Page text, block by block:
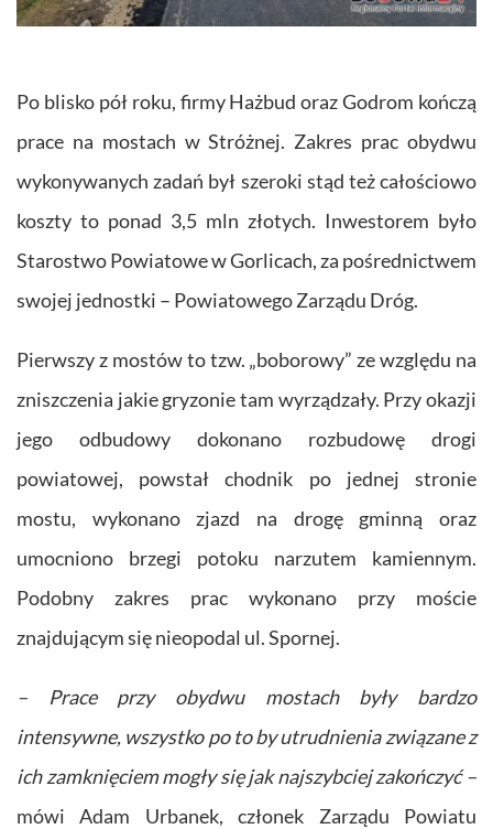
Po blisko pół roku, firmy Hażbud oraz Godrom kończą
prace na mostach w Stróżnej. Zakres prac obydwu
wykonywanych zadań był szeroki stąd też całościowo
koszty to ponad 3,5 mln złotych. Inwestorem było
Starostwo Powiatowe w Gorlicach, za pośrednictwem
swojej jednostki – Powiatowego Zarządu Dróg.
Pierwszy z mostów to tzw. „boborowy” ze względu na
zniszczenia jakie gryzonie tam wyrządzały. Przy okazji
jego odbudowy dokonano rozbudowę drogi
powiatowej, powstał chodnik po jednej stronie
mostu, wykonano zjazd na drogę gminną oraz
umocniono brzegi potoku narzutem kamiennym.
Podobny zakres prac wykonano przy moście
znajdującym się nieopodal ul. Spornej.
– Prace przy obydwu mostach były bardzo
intensywne, wszystko po to by utrudnienia związane z
ich zamknięciem mogły się jak najszybciej zakończyć –
mówi Adam Urbanek, członek Zarządu Powiatu